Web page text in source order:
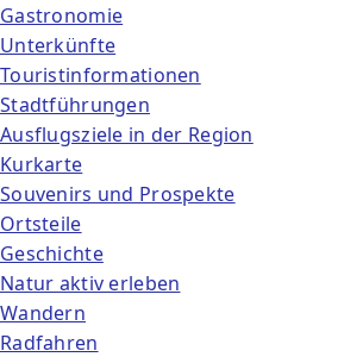
Gastronomie
Unterkünfte
Touristinformationen
Stadtführungen
Ausflugsziele in der Region
Kurkarte
Souvenirs und Prospekte
Ortsteile
Geschichte
Natur aktiv erleben
Wandern
Radfahren